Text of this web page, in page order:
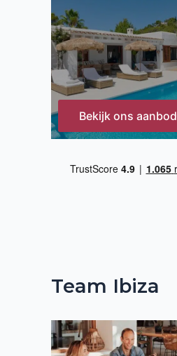
r
:
Bekijk ons aanbod
Team Ibiza